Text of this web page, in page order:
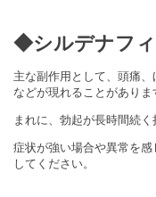
◆シルデナフ
主な副作用として、頭痛
などが現れることがありま
まれに、勃起が長時間続
症状が強い場合や異常を
してください。